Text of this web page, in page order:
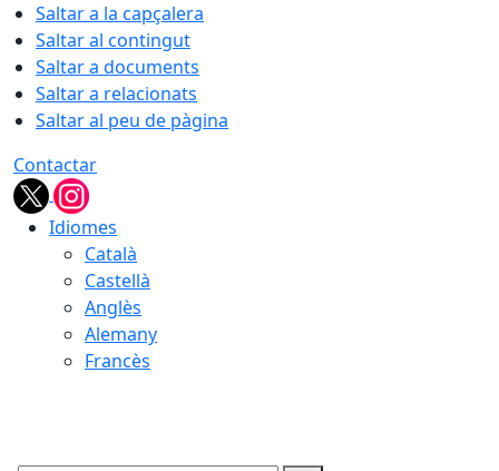
Saltar a la capçalera
Saltar al contingut
Saltar a documents
Saltar a relacionats
Saltar al peu de pàgina
Contactar
Idiomes
Català
Castellà
Anglès
Alemany
Francès